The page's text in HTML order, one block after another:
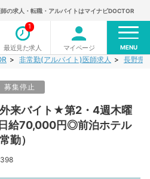
の求人・転職・アルバイトはマイナビDOCTOR
最近見た求人
1
マイページ MENU
非常勤(アルバイト)医師求人 長野県
募集停止
外来バイト★第2・4週木曜
給70,000円◎前泊ホテル
勤）